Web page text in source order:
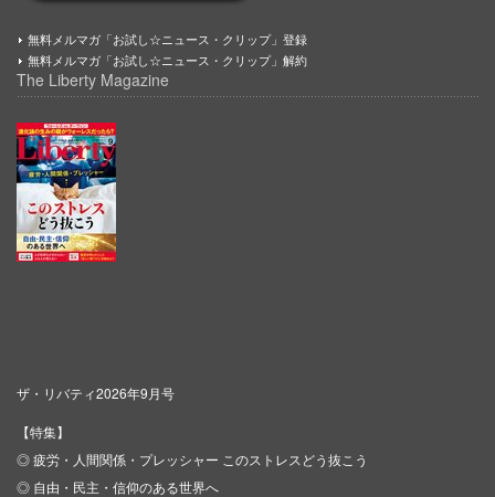
無料メルマガ「お試し☆ニュース・クリップ」登録
無料メルマガ「お試し☆ニュース・クリップ」解約
The Liberty Magazine
ザ・リバティ2026年9月号
【特集】
◎ 疲労・人間関係・プレッシャー このストレスどう抜こう
◎ 自由・民主・信仰のある世界へ